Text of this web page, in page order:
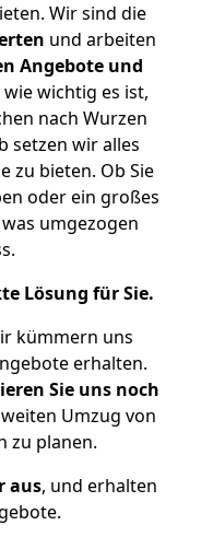
Wir sind die
und arbeiten
Angebote und
wichtig es ist,
nach Wurzen
setzen wir alles
zu bieten. Ob Sie
oder ein großes
umgezogen
Lösung für Sie.
kümmern uns
erhalten.
Sie uns noch
Umzug von
zu planen.
aus, und erhalten